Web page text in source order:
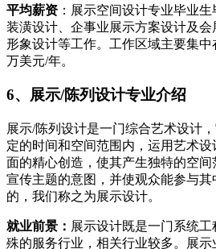
平均薪资 ：展示空间设计专业毕业
装潢设计、企事业展示方案设计及
形象设计等工作。工作区域主要集
万美元/年。
6、展示/陈列设计专业介绍
展示/陈列设计是一门综合艺术设计
定的时间和空间范围内，运用艺术
面的精心创造，使其产生独特的空
宣传主题的意图，并使观众能参与其
的，我们称之为展示设计。
就业前景： 展示设计既是一门系统
殊的服务行业，相关行业较多。展